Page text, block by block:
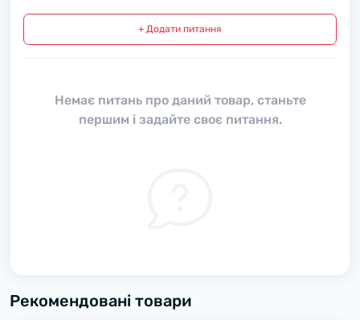
+ Додати питання
Немає питань про даний товар, станьте
першим і задайте своє питання.
Рекомендовані товари